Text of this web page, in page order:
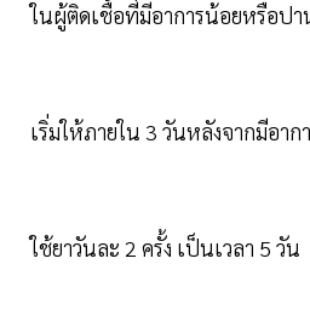
ในผู้ติดเชื้อที่มีอาการน้อยหรือปา
เริ่มให้ภายใน 3 วันหลังจากมีอาก
ใช้ยาวันละ 2 ครั้ง เป็นเวลา 5 วัน